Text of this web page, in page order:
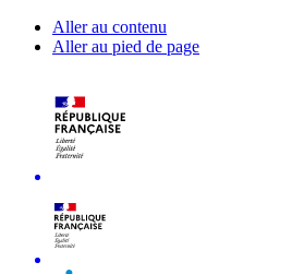
Aller au contenu
Aller au pied de page